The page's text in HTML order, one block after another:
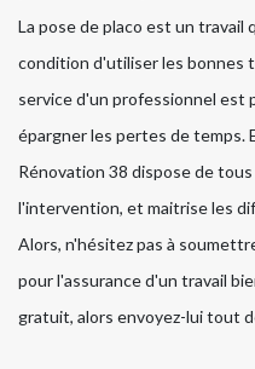
La pose de placo est un travail
condition d'utiliser les bonnes
service d'un professionnel est
épargner les pertes de temps.
Rénovation 38 dispose de
l'intervention, et maitrise les
Alors, n'hésitez pas à
pour l'assurance d'un travail
gratuit, alors envoyez-lui tout